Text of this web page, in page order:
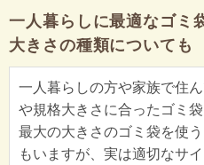
一人暮らしに最適なゴミ
大きさの種類についても
一人暮らしの方や家族で住
や規格大きさに合ったゴミ
最大の大きさのゴミ袋を使
もいますが、実は適切なサ